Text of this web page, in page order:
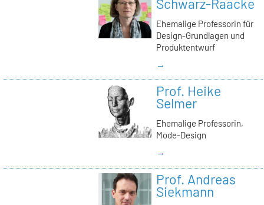
Schwarz-Raacke
Ehemalige Professorin für
Design-Grundlagen und
Produktentwurf
→
Prof. Heike
Selmer
Ehemalige Professorin,
Mode-Design
→
Prof. Andreas
Siekmann